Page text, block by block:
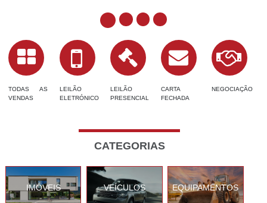
TODAS AS
VENDAS
LEILÃO
ELETRÓNICO
LEILÃO
PRESENCIAL
CARTA
FECHADA
NEGOCIAÇÃO
CATEGORIAS
IMÓVEIS VEÍCULOS EQUIPAMENTOS